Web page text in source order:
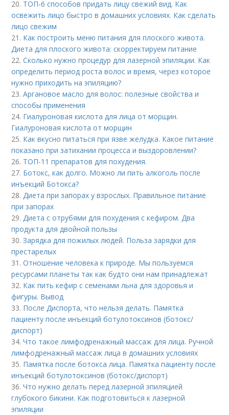
20. ТОП-6 способов придать лицу свежий вид. Как
освежить лицо быстро в домашних условиях. Как сделать
лицо свежим
21. Как построить меню питания для плоского живота.
Диета для плоского живота: скорректируем питание
22.Сколько нужно процедур для лазерной эпиляции. Как
определить период роста волос и время, через которое
нужно приходить на эпиляцию?
23.Аргановое масло для волос: полезные свойства и
способы применения
24. Гиалуроновая кислота для лица от морщин.
Гиалуроновая кислота от морщин
25. Как вкусно питаться при язве желудка. Какое питание
показано при затихании процесса и выздоровлении?
26. ТОП-11 препаратов для похудения.
27. Ботокс, как долго. Можно ли пить алкоголь после
инъекций Ботокса?
28.Диета при запорах у взрослых. Правильное питание
при запорах
29.Диета с отрубями для похудения с кефиром. Два
продукта для двойной пользы
30.Зарядка для пожилых людей. Польза зарядки для
престарелых
31.Отношение человека к природе. Мы пользуемся
ресурсами планеты так как будто они нам принадлежат
32. Как пить кефир с семенами льна для здоровья и
фигуры. Вывод
33. После Диспорта, что нельзя делать. Памятка
пациенту после инъекций ботулотоксинов (ботокс/
диспорт)
34.Что такое лимфодренажный массаж для лица. Ручной
лимфодренажный массаж лица в домашних условиях
35. Памятка после ботокса лица. Памятка пациенту после
инъекций ботулотоксинов (ботокс/диспорт)
36.Что нужно делать перед лазерной эпиляцией
глубокого бикини. Как подготовиться к лазерной
эпиляции